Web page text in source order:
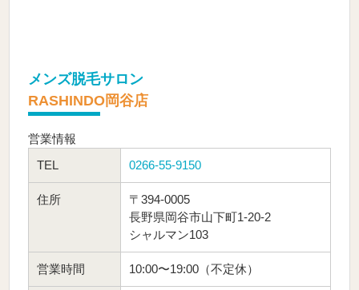
メンズ脱毛サロン
RASHINDO岡谷店
営業情報
TEL
0266-55-9150
住所
〒394-0005
長野県岡谷市山下町1-20-2
シャルマン103
営業時間 10:00〜19:00（不定休）